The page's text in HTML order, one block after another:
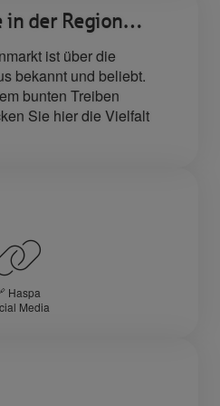
in der Region…
ist über die
bekannt und beliebt.
bunten Treiben
Sie hier die Vielfalt
Haspa
Media